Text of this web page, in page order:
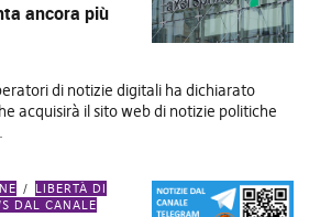
ancora più
di notizie digitali ha dichiarato
acquisirà il sito web di notizie politiche
LIBERTÀ DI
DAL CANALE